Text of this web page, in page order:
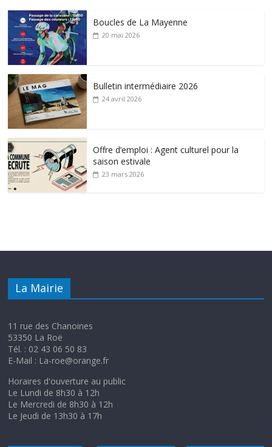
Boucles de La Mayenne
20 mai 2026
Bulletin intermédiaire 2026
24 avril 2026
Offre d’emploi : Agent culturel pour la
saison estivale
23 mars 2026
La Mairie
11 rue des Chanoines
53350 La Roë
Tél. : 02 43 06 50 83
E-Mail : La-roe@orange.fr
Horaires d'ouverture au public
Le Lundi de 8h30 à 12h
Le Mercredi de 8h30 à 12h
Le Jeudi de 13h30 à 17h